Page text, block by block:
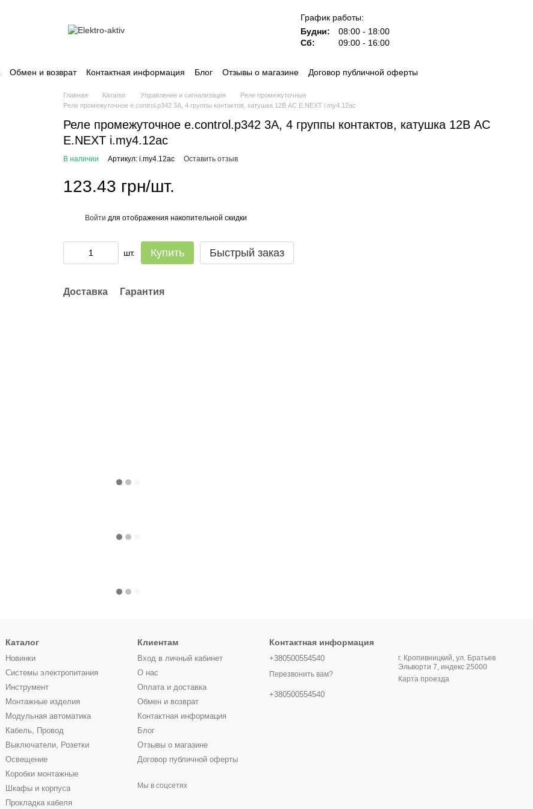
График работы:
Будни:
08:00 - 18:00
Сб:
09:00 - 16:00
Обмен и возврат Контактная информация Блог Отзывы о магазине Договор публичной оферты
Главная Каталог Управление и сигнализация
Реле промежуточные
Реле промежуточное e.control.p342 3А, 4 группы контактов, катушка 12В AC E.NEXT i.my4.12ac
Реле промежуточное e.control.p342 3А, 4 группы контактов, катушка 12В AC
E.NEXT i.my4.12ac
В наличии Артикул: i.my4.12ac Оставить отзыв
123.43 грн/шт.
Войти для отображения накопительной скидки
шт. Купить Быстрый заказ
Доставка Гарантия
Каталог
Новинки
Системы электропитания
Инструмент
Монтажные изделия
Модульная автоматика
Кабель, Провод
Выключатели, Розетки
Освещение
Коробки монтажные
Шкафы и корпуса
Прокладка кабеля
Клиентам
Вход в личный кабинет
О нас
Оплата и доставка
Обмен и возврат
Контактная информация
Блог
Отзывы о магазине
Договор публичной оферты
Мы в соцсетях
Контактная информация
+380500554540
Перезвонить вам?
+380500554540
г. Кропивницкий, ул. Братьев
Эльворти 7, индекс 25000
Карта проезда